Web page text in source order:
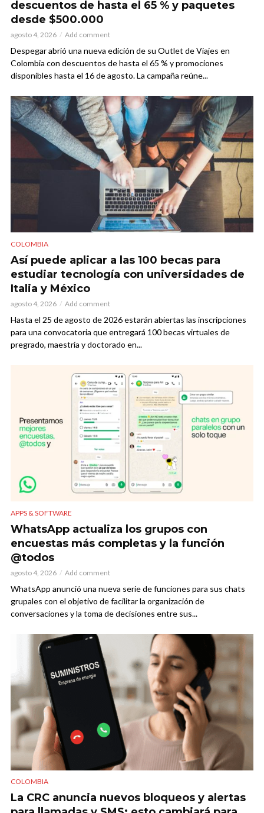
descuentos de hasta el 65 % y paquetes
desde $500.000
agosto 4, 2026 Add comment
Despegar abrió una nueva edición de su Outlet de Viajes en
Colombia con descuentos de hasta el 65 % y promociones
disponibles hasta el 16 de agosto. La campaña reúne...
COLOMBIA
Así puede aplicar a las 100 becas para
estudiar tecnología con universidades de
Italia y México
agosto 4, 2026 Add comment
Hasta el 25 de agosto de 2026 estarán abiertas las inscripciones
para una convocatoria que entregará 100 becas virtuales de
pregrado, maestría y doctorado en...
APPS & SOFTWARE
WhatsApp actualiza los grupos con
encuestas más completas y la función
@todos
agosto 4, 2026 Add comment
WhatsApp anunció una nueva serie de funciones para sus chats
grupales con el objetivo de facilitar la organización de
conversaciones y la toma de decisiones entre sus...
COLOMBIA
La CRC anuncia nuevos bloqueos y alertas